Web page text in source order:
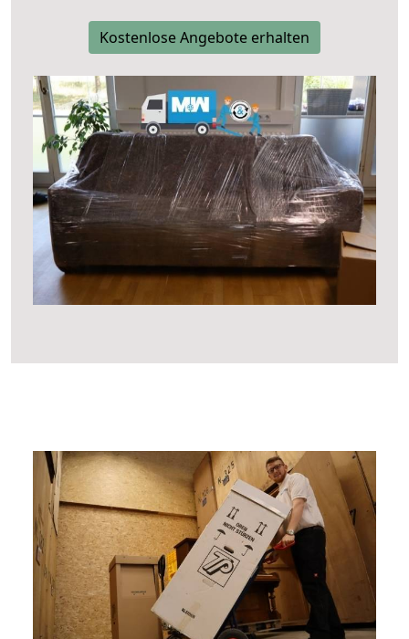
Kostenlose Angebote erhalten